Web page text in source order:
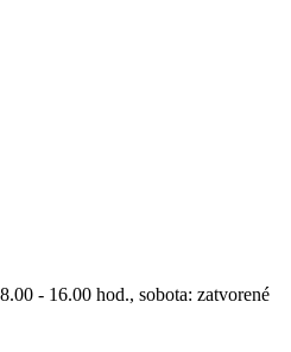
- 16.00 hod., sobota: zatvorené